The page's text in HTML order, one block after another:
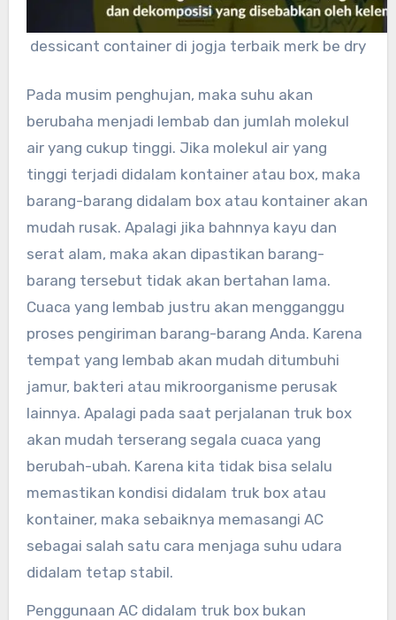
dessicant container di jogja terbaik merk be dry
Pada musim penghujan, maka suhu akan
berubaha menjadi lembab dan jumlah molekul
air yang cukup tinggi. Jika molekul air yang
tinggi terjadi didalam kontainer atau box, maka
barang-barang didalam box atau kontainer akan
mudah rusak. Apalagi jika bahnnya kayu dan
serat alam, maka akan dipastikan barang-
barang tersebut tidak akan bertahan lama.
Cuaca yang lembab justru akan mengganggu
proses pengiriman barang-barang Anda. Karena
tempat yang lembab akan mudah ditumbuhi
jamur, bakteri atau mikroorganisme perusak
lainnya. Apalagi pada saat perjalanan truk box
akan mudah terserang segala cuaca yang
berubah-ubah. Karena kita tidak bisa selalu
memastikan kondisi didalam truk box atau
kontainer, maka sebaiknya memasangi AC
sebagai salah satu cara menjaga suhu udara
didalam tetap stabil.
Penggunaan AC didalam truk box bukan